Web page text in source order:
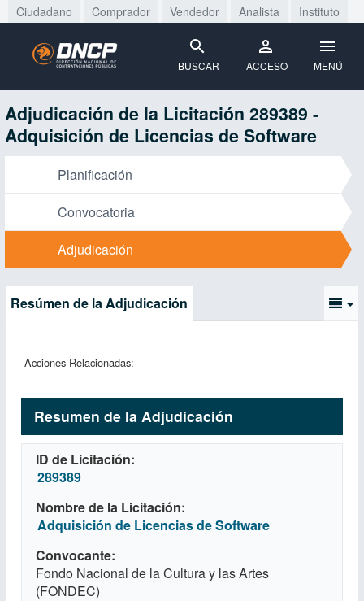
Ciudadano Comprador Vendedor Analista Instituto
BUSCAR ACCESO MENÚ
Adjudicación de la Licitación 289389 -
Adquisición de Licencias de Software
Planificación
Convocatoria
Adjudicación
Resúmen de la Adjudicación
Acciones Relacionadas:
Resumen de la Adjudicación
ID de Licitación
289389
Nombre de la Licitación
Adquisición de Licencias de Software
Convocante
Fondo Nacional de la Cultura y las Artes
(FONDEC)